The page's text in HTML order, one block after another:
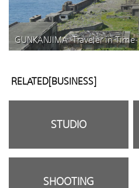
GUNKANJIMA -Traveler in Time-
RELATED[BUSINESS]
STUDIO
SHOOTING